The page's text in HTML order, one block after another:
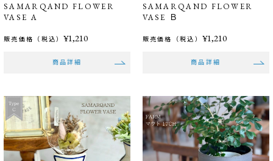
SAMARQAND FLOWER
VASE A
販売価格（税込）¥1,210
商品詳細
SAMARQAND FLOWER
VASE Ｂ
販売価格（税込） ¥1,210
商品詳細